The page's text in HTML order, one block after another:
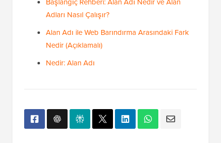
Adları Nasıl Çalışır?
Alan Adı ile Web Barındırma Arasındaki Fark
Nedir (Açıklamalı)
Nedir: Alan Adı